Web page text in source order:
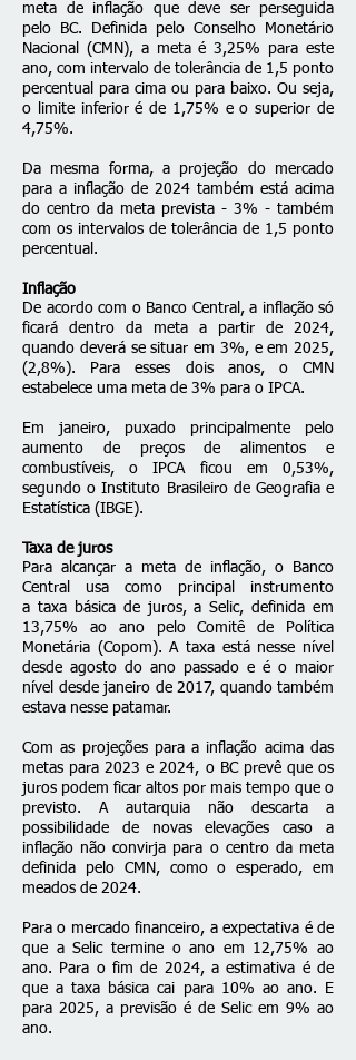
meta de inflação que deve ser perseguida
pelo BC. Definida pelo Conselho Monetário
Nacional (CMN), a meta é 3,25% para este
ano, com intervalo de tolerância de 1,5 ponto
percentual para cima ou para baixo. Ou seja,
o limite inferior é de 1,75% e o superior de
4,75%.
Da mesma forma, a projeção do mercado
para a inflação de 2024 também está acima
do centro da meta prevista - 3% - também
com os intervalos de tolerância de 1,5 ponto
percentual.
Inflação
De acordo com o Banco Central, a inflaçãosó
ficará dentro da meta a partir de 2024,
quando deverá se situar em 3%, e em 2025,
(2,8%). Para esses dois anos, o CMN
estabelece uma meta de 3% para o IPCA.
Em janeiro, puxado principalmente pelo
aumento de preços de alimentos e
combustíveis, oIPCAficou em 0,53%,
segundo o Instituto Brasileiro de Geografia e
Estatística (IBGE).
Taxa de juros
Para alcançar a meta de inflação, o Banco
Central usa como principal instrumento
a taxa básica de juros, a Selic, definida em
13,75% ao ano pelo Comitê de Política
Monetária (Copom). A taxa está nesse nível
desde agosto do ano passado e é o maior
nível desde janeiro de 2017, quando também
estava nesse patamar.
Com as projeções para a inflação acima das
metas para 2023 e 2024, o BC prevê que os
juros podem ficar altos por mais tempo que o
previsto. A autarquia não descarta a
possibilidade de novas elevações caso a
inflação não convirja para o centro da meta
definida pelo CMN, como o esperado, em
meados de 2024.
Para o mercado financeiro, a expectativa é de
que a Selic termine o ano em 12,75% ao
ano. Para o fim de 2024, a estimativa é de
que a taxa básica cai para 10% ao ano. E
para 2025, a previsão é de Selic em 9% ao
ano.